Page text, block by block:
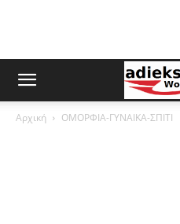
Αρχική ΟΜΟΡΦΙΑ-ΓΥΝΑΙΚΑ-ΣΠΙΤΙ